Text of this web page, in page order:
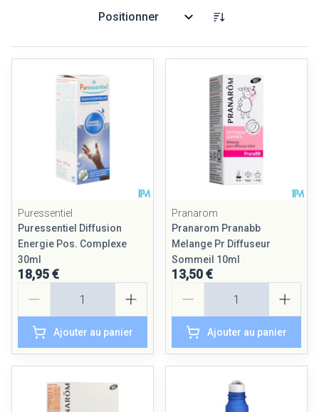
Trier par:
Puressentiel
Puressentiel Diffusion
Energie Pos. Complexe
30ml
18,95 €
Ajouter au panier
Pranarom
Pranarom Pranabb
Melange Pr Diffuseur
Sommeil 10ml
13,50 €
Ajouter au panier